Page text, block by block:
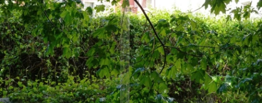
#1 | 2017 Oliver Möst
archiv
2019 | Enrico Niemann
2019 | Irène Hug